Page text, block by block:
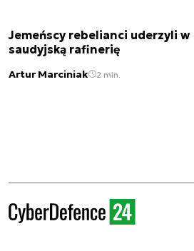
Jemeńscy rebelianci uderzyli w
saudyjską rafinerię
Artur Marciniak 2 min.